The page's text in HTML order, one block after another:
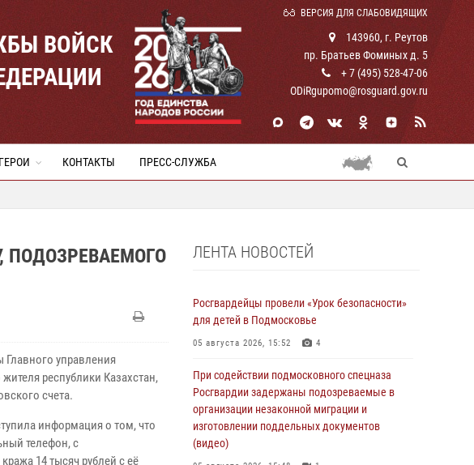
ВЕРСИЯ ДЛЯ СЛАБОВИДЯЩИХ
ВОЙСК
143960, г. Реутов
пр. Братьев Фоминых д. 5
+ 7 (495) 528-47-06
ODiRgupomo@rosguard.gov.ru
ГЕРОИ КОНТАКТЫ ПРЕСС-СЛУЖБА
управления
республики Казахстан,
счета.
информация о том, что
телефон, с
14 тысяч рублей с еë
ЛЕНТА НОВОСТЕЙ
Росгвардейцы провели «Урок безопасности»
для детей в Подмосковье
05 августа 2026, 15:52 4
При содействии подмосковного спецназа
Росгвардии задержаны подозреваемые в
организации незаконной миграции и
изготовлении поддельных документов
(видео)